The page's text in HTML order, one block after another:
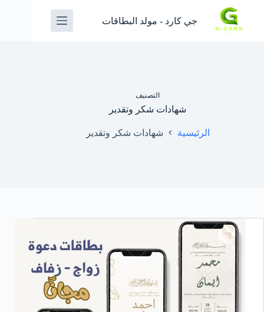
جي كارد - مولد البطاقات
التصنيف
شهادات شكر وتقدير
الرئيسية شهادات شكر وتقدير